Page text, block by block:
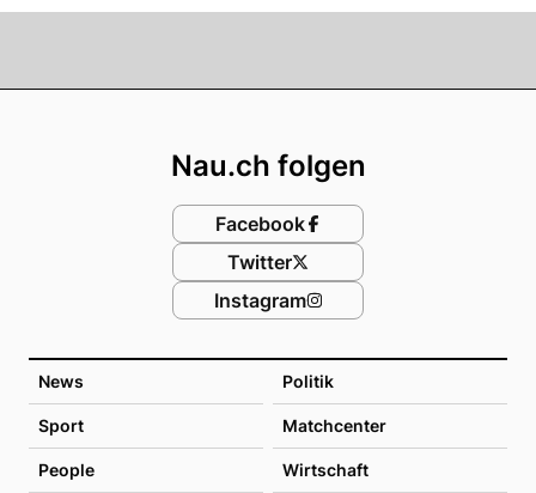
News Politik
Sport Matchcenter
People Wirtschaft
Nau.ch folgen
Facebook
Twitter
Instagram